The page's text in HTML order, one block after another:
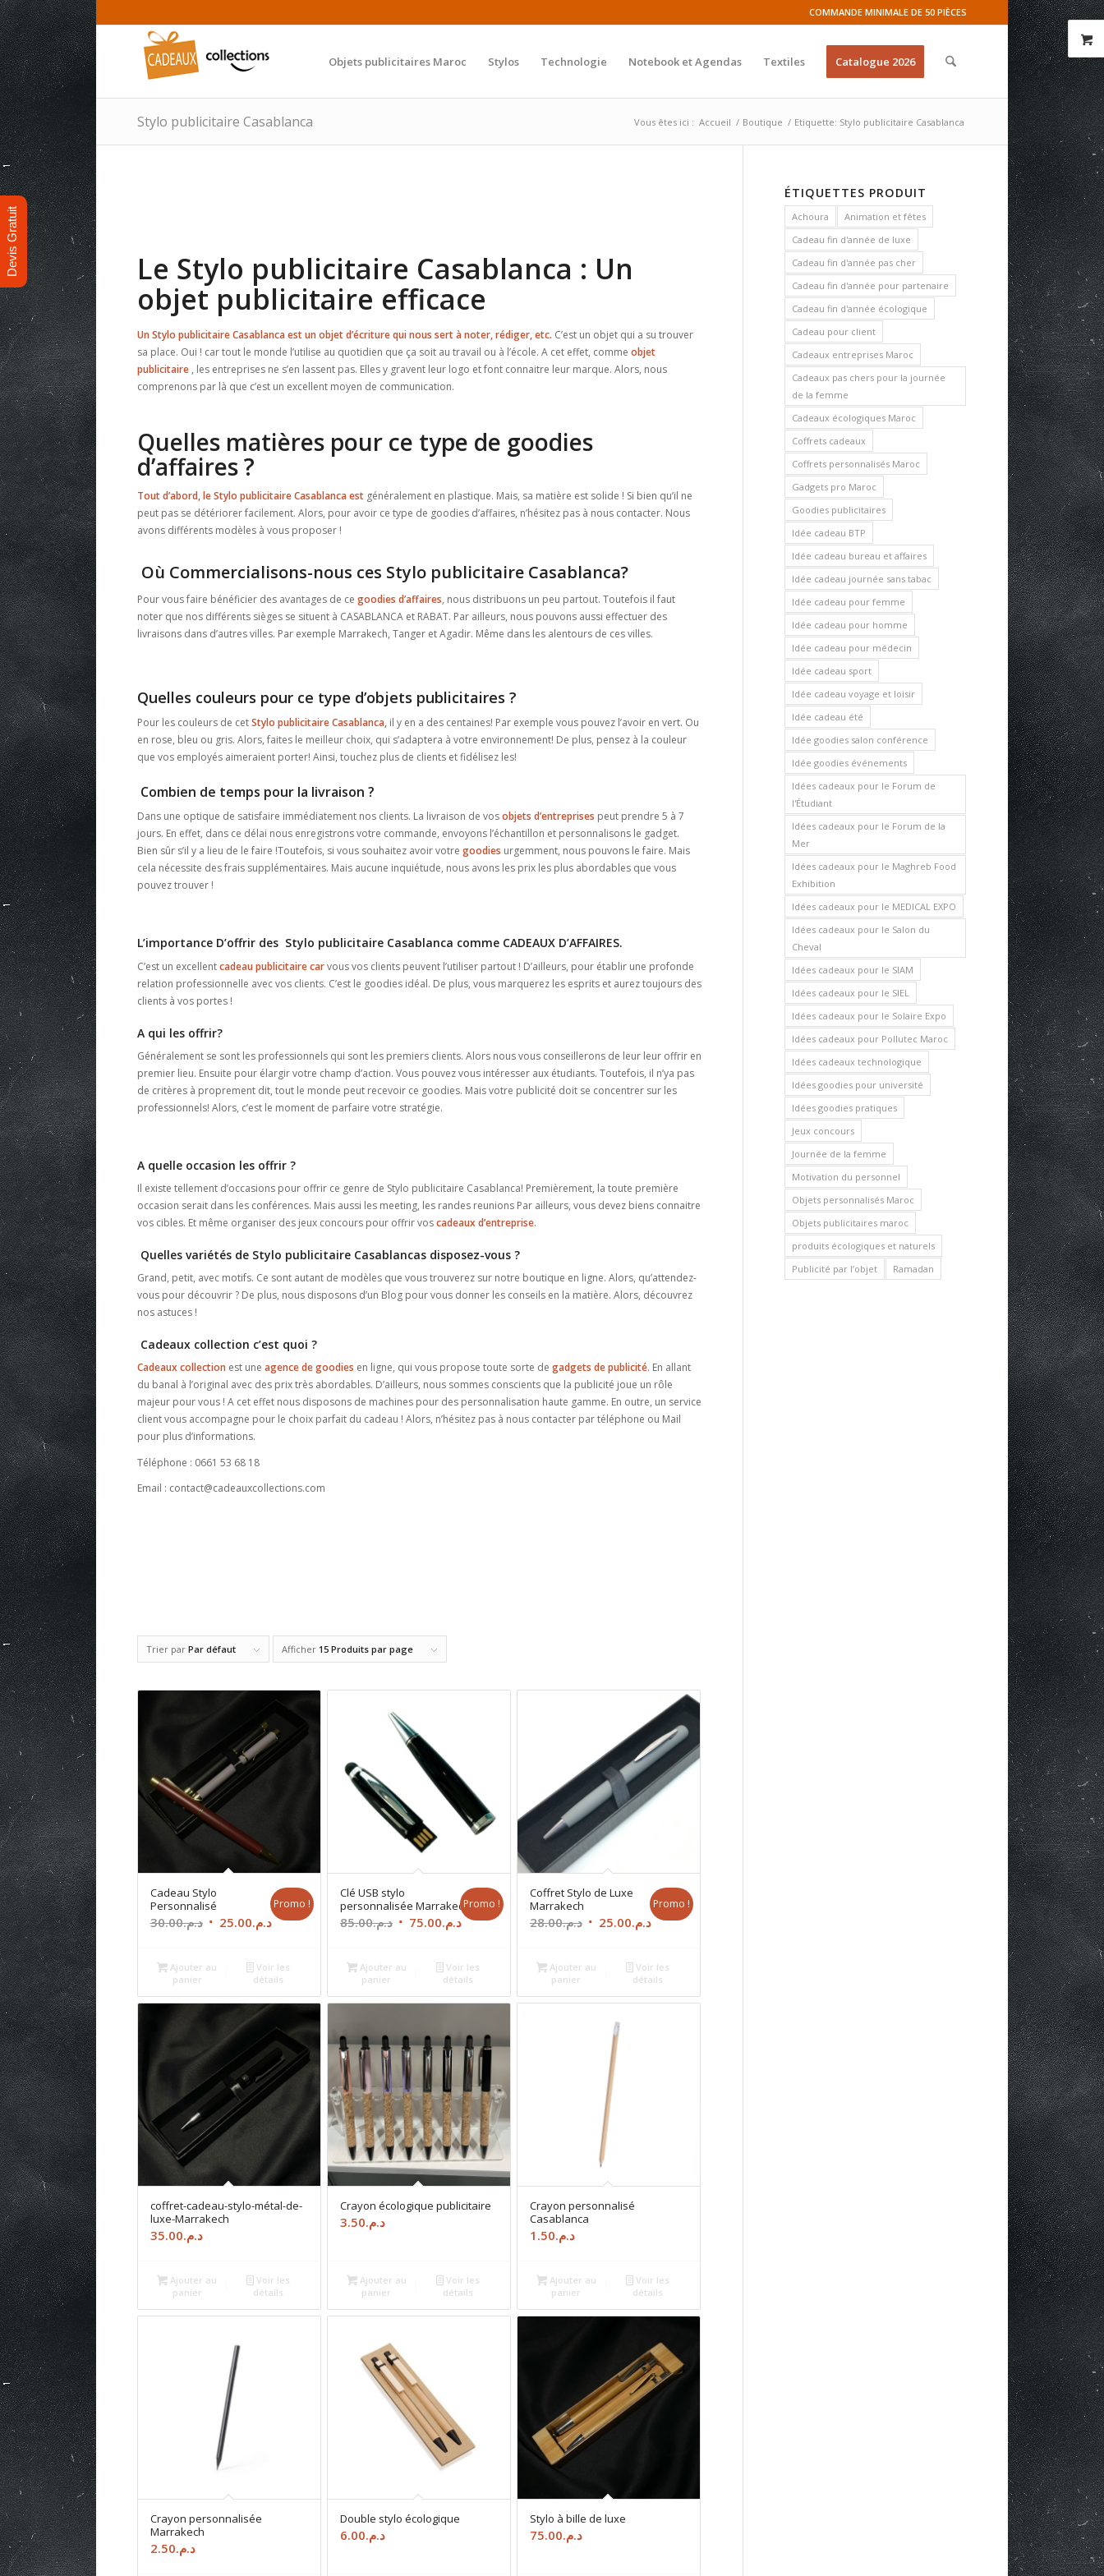
COMMANDE MINIMALE DE 50 PIÈCES
Objets publicitaires Maroc Stylos Technologie Notebook et Agendas Textiles Catalogue 2026
Stylo publicitaire Casablanca Vous êtes ici : Accueil / Boutique / Etiquette: Stylo publicitaire Casablanca
Le Stylo publicitaire Casablanca : Un
objet publicitaire efficace
Un Stylo publicitaire Casablanca est un objet d’écriture qui nous sert à noter, rédiger, etc. C’est un objet qui a su trouver
sa place. Oui ! car tout le monde l’utilise au quotidien que ça soit au travail ou à l’école. A cet effet, comme objet
publicitaire , les entreprises ne s’en lassent pas. Elles y gravent leur logo et font connaitre leur marque. Alors, nous
comprenons par là que c’est un excellent moyen de communication.
Quelles matières pour ce type de goodies
d’affaires ?
Tout d’abord, le Stylo publicitaire Casablanca est généralement en plastique. Mais, sa matière est solide ! Si bien qu’il ne
peut pas se détériorer facilement. Alors, pour avoir ce type de goodies d’affaires, n’hésitez pas à nous contacter. Nous
avons différents modèles à vous proposer !
Où Commercialisons-nous ces Stylo publicitaire Casablanca?
Pour vous faire bénéficier des avantages de ce goodies d’affaires, nous distribuons un peu partout. Toutefois il faut
noter que nos différents sièges se situent à CASABLANCA et RABAT. Par ailleurs, nous pouvons aussi effectuer des
livraisons dans d’autres villes. Par exemple Marrakech, Tanger et Agadir. Même dans les alentours de ces villes.
Quelles couleurs pour ce type d’objets publicitaires ?
Pour les couleurs de cetStylo publicitaire Casablanca, il y en a des centaines! Par exemple vous pouvez l’avoir en vert. Ou
en rose, bleu ou gris. Alors, faites le meilleur choix, qui s’adaptera à votre environnement! De plus, pensez à la couleur
que vos employés aimeraient porter! Ainsi, touchez plus de clients et fidélisez les!
Combien de temps pour la livraison ?
Dans une optique de satisfaire immédiatement nos clients. La livraison de vosobjets d’entreprises peut prendre 5 à 7
jours. En effet, dans ce délai nous enregistrons votre commande, envoyons l’échantillon et personnalisons le gadget.
Bien sûr s’il y a lieu de le faire !Toutefois, si vous souhaitez avoir votre goodies urgemment, nous pouvons le faire. Mais
cela nécessite des frais supplémentaires. Mais aucune inquiétude, nous avons les prix les plus abordables que vous
pouvez trouver !
L’importance D’offrir des Stylo publicitaire Casablanca comme CADEAUX D’AFFAIRES.
C’est un excellentcadeau publicitaire carvous vos clients peuvent l’utiliser partout ! D’ailleurs, pour établir une profonde
relation professionnelle avec vos clients. C’est le goodies idéal. De plus, vous marquerez les esprits et aurez toujours des
clients à vos portes !
A qui les offrir?
Généralement se sont les professionnels qui sont les premiers clients. Alors nous vous conseillerons de leur leur offrir en
premier lieu. Ensuite pour élargir votre champ d’action. Vous pouvez vous intéresser aux étudiants. Toutefois, il n’ya pas
de critères à proprement dit, tout le monde peut recevoir ce goodies. Mais votre publicité doit se concentrer sur les
professionnels! Alors, c’est le moment de parfaire votre stratégie.
A quelle occasion les offrir ?
Il existe tellement d’occasions pour offrir ce genre de Stylo publicitaire Casablanca! Premièrement, la toute première
occasion serait dans les conférences. Mais aussi les meeting, les randes reunions Par ailleurs, vous devez biens connaitre
vos cibles. Et même organiser des jeux concours pour offrir voscadeaux d’entreprise.
Quelles variétés de Stylo publicitaire Casablancas disposez-vous ?
Grand, petit, avec motifs. Ce sont autant de modèles que vous trouverez sur notre boutique en ligne. Alors, qu’attendez-
vous pour découvrir ? De plus, nous disposons d’un Blog pour vous donner les conseils en la matière. Alors, découvrez
nos astuces !
Cadeaux collection c’est quoi ?
Cadeaux collection est une agence de goodies en ligne, qui vous propose toute sorte de gadgets depublicité. En allant
du banal à l’original avec des prix très abordables. D’ailleurs, nous sommes conscients que la publicité joue un rôle
majeur pour vous ! A cet effet nous disposons de machines pour des personnalisation haute gamme. En outre, un service
client vous accompagne pour le choix parfait du cadeau ! Alors, n’hésitez pas à nous contacter par téléphone ou Mail
pour plus d’informations.
Téléphone : 0661 53 68 18
Email : contact@cadeauxcollections.com
Trier par Par défaut Afficher 15 Produits par page
Cadeau Stylo
Personnalisé
د.م.30.00
Le
د.م.30.00.
د.م.25.00
Le
actuel
est :
Promo !
Ajouter au
panier
Voir les
détails
Clé USB stylo
personnalisée Marrakech
د.م.85.00
Le
د.م.85.00.
د.م.75.00
Le
actuel
est :
Promo !
Ajouter au
panier
Voir les
détails
Coffret Stylo de Luxe
Marrakech
د.م.28.00
Le
د.م.28.00.
د.م.25.00
Le
actuel
est :
Promo !
Ajouter au
panier
Voir les
détails
coffret-cadeau-stylo-métal-de-
luxe-Marrakech
د.م.35.00
Ajouter au
panier
Voir les
détails
Crayon écologique publicitaire
د.م.3.50
Ajouter au
panier
Voir les
détails
Crayon personnalisé
Casablanca
د.م.1.50
Ajouter au
panier
Voir les
détails
Crayon personnalisée
Marrakech
د.م.2.50
Double stylo écologique
د.م.6.00
Stylo à bille de luxe
د.م.75.00
ÉTIQUETTES PRODUIT
Achoura
Animation et fêtes
Cadeau fin d'année de luxe
Cadeau fin d'année pas cher
Cadeau fin d'année pour partenaire
Cadeau fin d'année écologique
Cadeau pour client
Cadeaux entreprises Maroc
Cadeaux pas chers pour la journée
de la femme
Cadeaux écologiques Maroc
Coffrets cadeaux
Coffrets personnalisés Maroc
Gadgets pro Maroc
Goodies publicitaires
Idée cadeau BTP
Idée cadeau bureau et affaires
Idée cadeau journée sans tabac
Idée cadeau pour femme
Idée cadeau pour homme
Idée cadeau pour médecin
Idée cadeau sport
Idée cadeau voyage et loisir
Idée cadeau été
Idée goodies salon conférence
Idée goodies événements
Idées cadeaux pour le Forum de
l'Étudiant
Idées cadeaux pour le Forum de la
Mer
Idées cadeaux pour le Maghreb Food
Exhibition
Idées cadeaux pour le MEDICAL EXPO
Idées cadeaux pour le Salon du
Cheval
Idées cadeaux pour le SIAM
Idées cadeaux pour le SIEL
Idées cadeaux pour le Solaire Expo
Idées cadeaux pour Pollutec Maroc
Idées cadeaux technologique
Idées goodies pour université
Idées goodies pratiques
Jeux concours
Journée de la femme
Motivation du personnel
Objets personnalisés Maroc
Objets publicitaires maroc
produits écologiques et naturels
Publicité par l’objet
Ramadan
Devis Gratuit